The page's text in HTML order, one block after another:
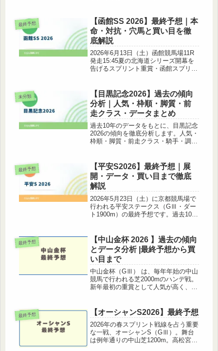
展開予想 × 現在の馬場状態 × 各馬の
能力比較を総合して、ジ...
最終予想
【函館SS 2026】最終予想｜本
命・対抗・穴馬と買い目を徹
底解説
2026年6月13日（土）函館競馬場11R
発走15:45夏の北海道シリーズ開幕を
告げるスプリント重賞・函館スプリン
イピア、函館芝1200mで3勝を挙げる
舞台巧者カルプスペ...
未分類
【目黒記念2026】過去の傾向
分析｜人気・枠順・脚質・前
走クラス・データまとめ
過去10年のデータをもとに、目黒記念
2026の傾向を徹底分析します。人気・
枠順・脚質・前走クラス・騎手・調教
予想にぜひ活用してください。1. 基本
情報項目内容レース名目...
最終予想
【平安S2026】最終予想｜展
開・データ・買い目まで徹底
解説
2026年5月23日（土）に京都競馬場で
行われる平安ステークス（GⅢ・ダー
ト1900m）の最終予想です。過去10年
本情報項目内容レース名平安ステーク
スグレードGⅢ競馬場...
最終予想
【中山金杯 2026 】過去の傾向
とデータ分析 |最終予想から買
い目まで
中山金杯（GⅢ） は、毎年年始の中山
競馬で行われる芝2000mのハンデ戦。
新年最初の重賞として人気が高く、デ
向から今年の狙いどころを解説しま
す。🏇 中山金杯とは？中山...
最終予想 【オーシャンS2026】最終予想
2026年の春スプリント戦線を占う重要
な一戦、オーシャンS（GⅢ）。舞台
は例年通りの中山芝1200m。高松宮記